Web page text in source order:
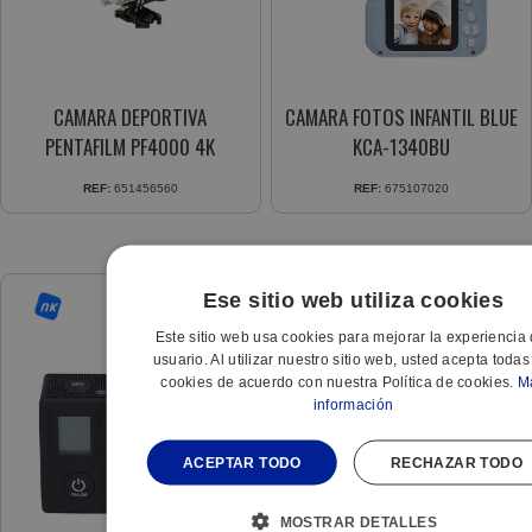
CAMARA DEPORTIVA
PENTAFILM PF4000 4K
REF: 651456560
CAMARA FOTOS INFANTIL BLUE
KCA-1340BU
REF: 675107020
Ese sitio web utiliza cookies
Este sitio web usa cookies para mejorar la experiencia
usuario. Al utilizar nuestro sitio web, usted acepta
cookies de acuerdo con nuestra Política de cookies.
información
ACEPTAR TODO RECHAZAR TODO
MOSTRAR DETALLES